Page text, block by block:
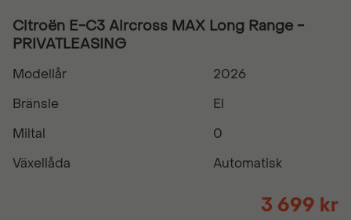
Citroën E-C3 Aircross MAX Long Range -
PRIVATLEASING
Modellår
2026
Bränsle
El
Miltal
0
Växellåda
Automatisk
3 699 kr